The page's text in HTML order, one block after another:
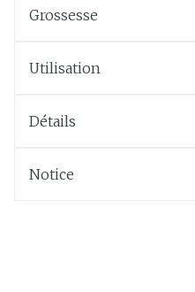
Grossesse
Utilisation
Détails
Notice